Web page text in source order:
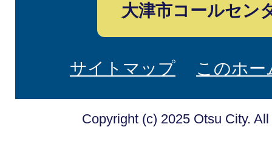
大津市コールセン
サイトマップ このホ
Copyright (c) 2025 Otsu City.